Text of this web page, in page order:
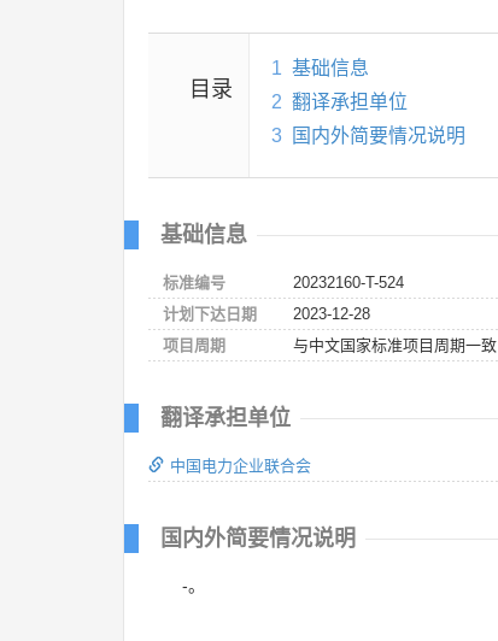
目录
1 基础信息
2 翻译承担单位
3
国内外简要情况说明
基础信息
标准编号
20232160-T-524
计划下达日期
2023-12-28
项目周期
与中文国家标准项目周期一致
翻译承担单位
中国电力企业联合会
国内外简要情况说明
-。